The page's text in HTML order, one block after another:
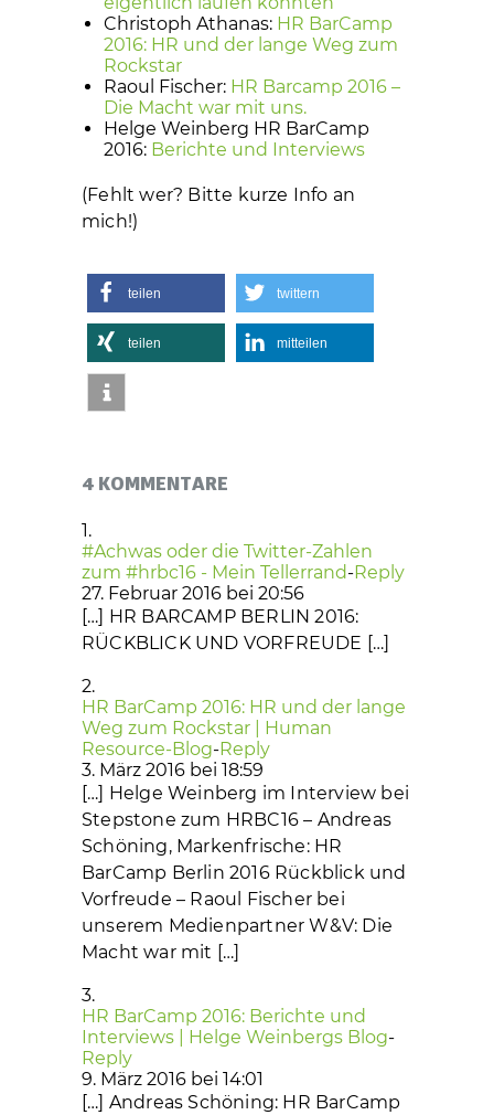
Christoph Athanas: HR BarCamp
2016: HR und der lange Weg zum
Rockstar
Raoul Fischer: HR Barcamp 2016 –
Die Macht war mit uns.
Helge Weinberg HR BarCamp
2016: Berichte und Interviews
(Fehlt wer? Bitte kurze Info an
mich!)
teilen twittern
teilen mitteilen
4 KOMMENTARE
#Achwas oder die Twitter-Zahlen
zum #hrbc16 - Mein Tellerrand-Reply
27. Februar 2016 bei 20:56
[…] HR BARCAMP BERLIN 2016:
RÜCKBLICK UND VORFREUDE […]
HR BarCamp 2016: HR und der lange
Weg zum Rockstar | Human
Resource-Blog-Reply
3. März 2016 bei 18:59
[…] Helge Weinberg im Interview bei
Stepstone zum HRBC16 – Andreas
Schöning, Markenfrische: HR
BarCamp Berlin 2016 Rückblick und
Vorfreude – Raoul Fischer bei
unserem Medienpartner W&V: Die
Macht war mit […]
HR BarCamp 2016: Berichte und
Interviews | Helge Weinbergs Blog-
Reply
9. März 2016 bei 14:01
[…] Andreas Schöning: HR BarCamp